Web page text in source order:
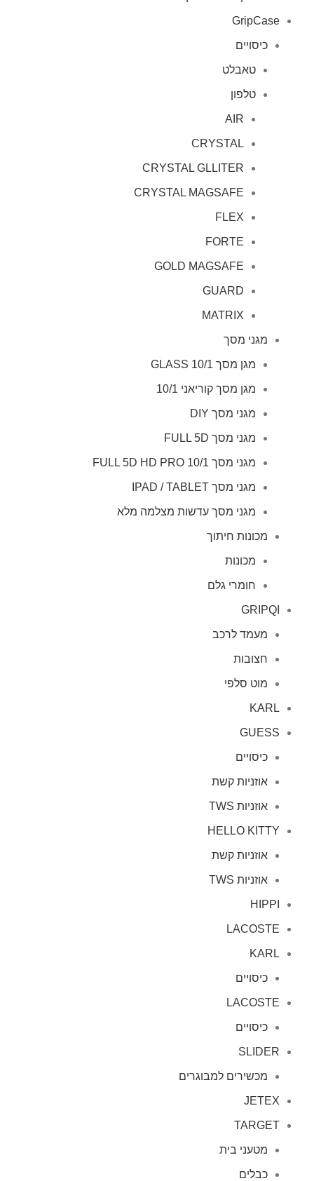
GripCase
כיסויים
טאבלט
טלפון
AIR
CRYSTAL
CRYSTAL GLLITER
CRYSTAL MAGSAFE
FLEX
FORTE
GOLD MAGSAFE
GUARD
MATRIX
מגני מסך
מגן מסך GLASS 10/1
מגן מסך קוריאני 10/1
מגני מסך DIY
מגני מסך FULL 5D
מגני מסך FULL 5D HD PRO 10/1
מגני מסך IPAD / TABLET
מגני מסך עדשות מצלמה מלא
מכונות חיתוך
מכונות
חומרי גלם
GRIPQI
מעמד לרכב
חצובות
מוט סלפי
KARL
GUESS
כיסויים
אוזניות קשת
אוזניות TWS
HELLO KITTY
אוזניות קשת
אוזניות TWS
HIPPI
LACOSTE
KARL
כיסויים
LACOSTE
כיסויים
SLIDER
מכשירים למבוגרים
JETEX
TARGET
מטעני בית
כבלים